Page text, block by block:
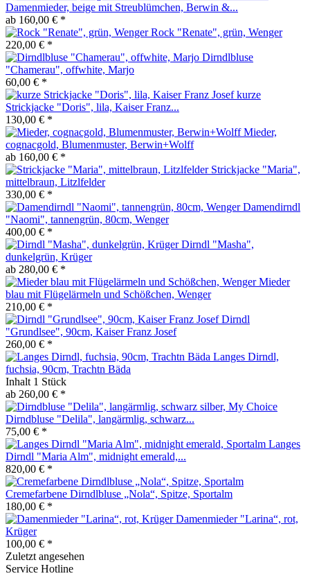
Damenmieder, beige mit Streublümchen, Berwin &...
ab 160,00 € *
Rock "Renate", grün, Wenger
220,00 € *
Dirndlbluse
"Chamerau", offwhite, Marjo
60,00 € *
kurze
Strickjacke "Doris", lila, Kaiser Franz...
130,00 € *
Mieder,
cognacgold, Blumenmuster, Berwin+Wolff
ab 160,00 € *
Strickjacke "Maria",
mittelbraun, Litzlfelder
330,00 € *
Damendirndl
"Naomi", tannengrün, 80cm, Wenger
400,00 € *
Dirndl "Masha",
dunkelgrün, Krüger
ab 280,00 € *
Mieder
blau mit Flügelärmeln und Schößchen, Wenger
210,00 € *
Dirndl
"Grundlsee", 90cm, Kaiser Franz Josef
260,00 € *
Langes Dirndl,
fuchsia, 90cm, Trachtn Bäda
Inhalt 1 Stück
ab 260,00 € *
Dirndbluse "Delila", langärmlig, schwarz...
75,00 € *
Langes
Dirndl "Maria Alm", midnight emerald,...
820,00 € *
Cremefarbene Dirndlbluse „Nola“, Spitze, Sportalm
180,00 € *
Damenmieder "Larina“, rot,
Krüger
100,00 € *
Zuletzt angesehen
Service Hotline